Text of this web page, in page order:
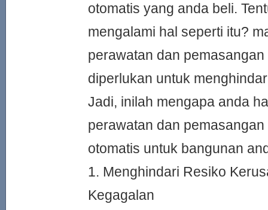
otomatis yang anda beli.
mengalami hal seperti itu?
perawatan dan
diperlukan untuk
Jadi, inilah mengapa anda
perawatan dan
otomatis untuk bangunan
1. Menghindari Resiko
Kegagalan